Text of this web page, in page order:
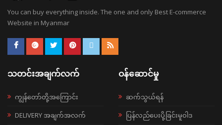
You can buy everything inside. The one and only Best E-commerce
Website in Myanmar
သတင်းအချက်လက်
ကျွန်တော်တို့အကြောင်း
DELIVERY အချက်အလက်
ဝန်ဆောင်မှု
ဆက်သွယ်ရန်
ပြန်လည်ပေးပို့ခြင်းမူဝါဒ